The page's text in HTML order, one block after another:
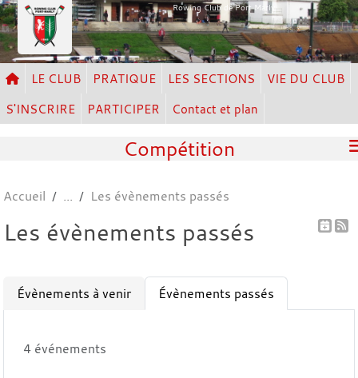
Rowing Club de Port Marly
LE CLUB PRATIQUE LES SECTIONS
VIE DU CLUB
S'INSCRIRE
PARTICIPER Contact et plan
Compétition
Accueil Les évènements passés
Les évènements passés
Évènements à venir Évènements passés
4 événements
Panneau de gestion des cookies